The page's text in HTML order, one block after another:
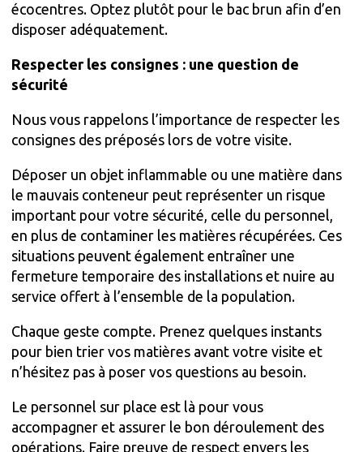
écocentres. Optez plutôt pour le bac brun afin d’en
disposer adéquatement.
Respecter les consignes : une question de
sécurité
Nous vous rappelons l’importance de respecter les
consignes des préposés lors de votre visite.
Déposer un objet inflammable ou une matière dans
le mauvais conteneur peut représenter un risque
important pour votre sécurité, celle du personnel,
en plus de contaminer les matières récupérées. Ces
situations peuvent également entraîner une
fermeture temporaire des installations et nuire au
service offert à l’ensemble de la population.
Chaque geste compte. Prenez quelques instants
pour bien trier vos matières avant votre visite et
n’hésitez pas à poser vos questions au besoin.
Le personnel sur place est là pour vous
accompagner et assurer le bon déroulement des
opérations. Faire preuve de respect envers les